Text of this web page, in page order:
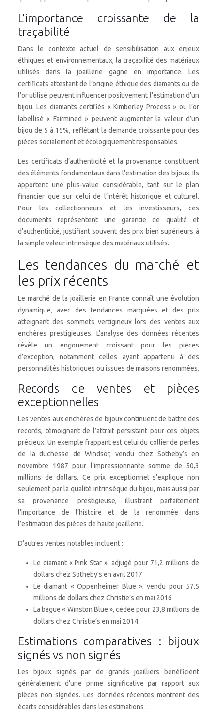
L’importance croissante de la
traçabilité
Dans le contexte actuel de sensibilisation aux enjeux
éthiques et environnementaux, la traçabilité des matériaux
utilisés dans la joaillerie gagne en importance. Les
certificats attestant de l’origine éthique des diamants ou de
l’or utilisé peuvent influencer positivement l’estimation d’un
bijou. Les diamants certifiés « Kimberley Process » ou l’or
labellisé « Fairmined » peuvent augmenter la valeur d’un
bijou de 5 à 15%, reflétant la demande croissante pour des
pièces socialement et écologiquement responsables.
Les certificats d’authenticité et la provenance constituent
des éléments fondamentaux dans l’estimation des bijoux. Ils
apportent une plus-value considérable, tant sur le plan
financier que sur celui de l’intérêt historique et culturel.
Pour les collectionneurs et les investisseurs, ces
documents représentent une garantie de qualité et
d’authenticité, justifiant souvent des prix bien supérieurs à
la simple valeur intrinsèque des matériaux utilisés.
Les tendances du marché et
les prix récents
Le marché de la joaillerie en France connaît une évolution
dynamique, avec des tendances marquées et des prix
atteignant des sommets vertigineux lors des ventes aux
enchères prestigieuses. L’analyse des données récentes
révèle un engouement croissant pour les pièces
d’exception, notamment celles ayant appartenu à des
personnalités historiques ou issues de maisons renommées.
Records de ventes et pièces
exceptionnelles
Les ventes aux enchères de bijoux continuent de battre des
records, témoignant de l’attrait persistant pour ces objets
précieux. Un exemple frappant est celui du collier de perles
de la duchesse de Windsor, vendu chez Sotheby’s en
novembre 1987 pour l’impressionnante somme de 50,3
millions de dollars. Ce prix exceptionnel s’explique non
seulement par la qualité intrinsèque du bijou, mais aussi par
sa provenance prestigieuse, illustrant parfaitement
l’importance de l’histoire et de la renommée dans
l’estimation des pièces de haute joaillerie.
D’autres ventes notables incluent :
Le diamant « Pink Star », adjugé pour 71,2 millions de
dollars chez Sotheby’s en avril 2017
Le diamant « Oppenheimer Blue », vendu pour 57,5
millions de dollars chez Christie’s en mai 2016
La bague « Winston Blue », cédée pour 23,8 millions de
dollars chez Christie’s en mai 2014
Estimations comparatives : bijoux
signés vs non signés
Les bijoux signés par de grands joailliers bénéficient
généralement d’une prime significative par rapport aux
pièces non signées. Les données récentes montrent des
écarts considérables dans les estimations :